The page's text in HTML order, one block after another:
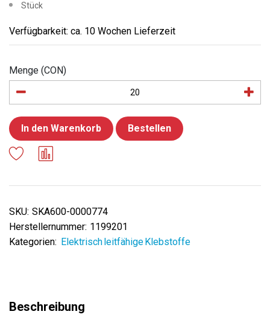
Stück
Verfügbarkeit: ca. 10 Wochen Lieferzeit
Menge (CON)
In den Warenkorb Bestellen
SKU: SKA600-0000774
Herstellernummer: 1199201
Kategorien: Elektrisch leitfähige Klebstoffe